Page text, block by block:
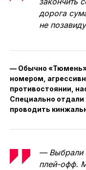
дорога
не
— Обычно
номером,
противостоянии,
Специально
проводить
— Выбрали
плей-офф.